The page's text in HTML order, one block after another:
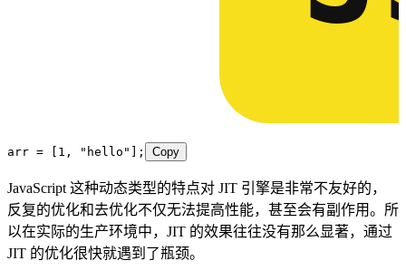
arr = 1 , " hello " ]; Copy
JavaScript 这种动态类型的特点对 JIT 引擎是非常不友好的，
反复的优化和去优化不仅无法提高性能，甚至会有副作用。所
以在实际的生产环境中，JIT 的效果往往没有那么显著，通过
JIT 的优化很快就遇到了瓶颈。